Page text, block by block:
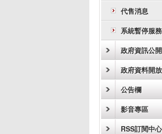
代售消息
系統暫停服
政府資訊公開
政府資料開
公告欄
影音專區
RSS訂閱中心